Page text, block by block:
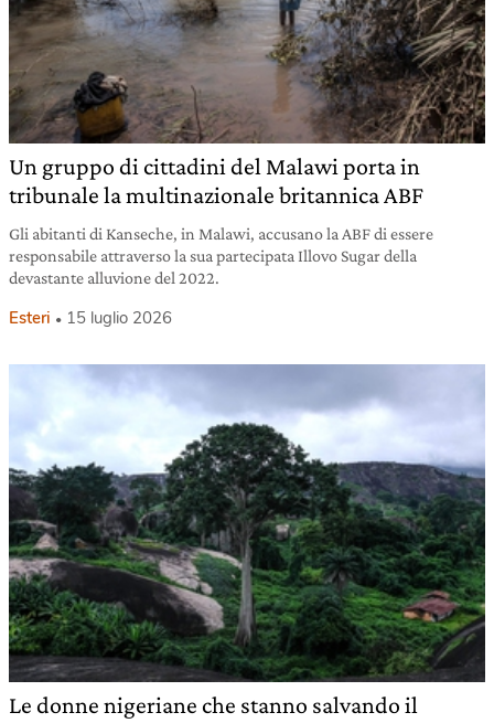
Un gruppo di cittadini del Malawi porta in
tribunale la multinazionale britannica ABF
Gli abitanti di Kanseche, in Malawi, accusano la ABF di essere
responsabile attraverso la sua partecipata Illovo Sugar della
devastante alluvione del 2022.
Esteri 15 luglio 2026
Le donne nigeriane che stanno salvando il